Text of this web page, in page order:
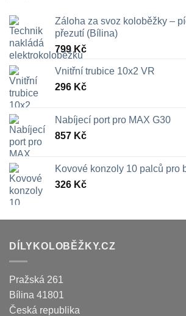
Záloha za svoz koloběžky –
přezutí (Bílina)
799Kč
Vnitřní trubice 10x2 VR
296 Kč
Nabíjecí port pro MAX G30
857 Kč
Kovové konzoly 10 palců pro
326 Kč
DÍLYKOLOBĚŽKY.CZ
Pražská 261
Bílina 41801
Česká republika